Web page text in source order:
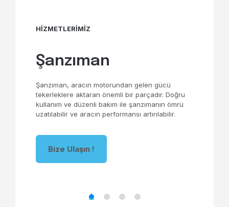
HİZMETLERİMİZ
Şanzıman
Şanzıman, aracın motorundan gelen gücü
tekerleklere aktaran önemli bir parçadır. Doğru
kullanım ve düzenli bakım ile şanzımanın ömrü
uzatılabilir ve aracın performansı artırılabilir.
Bize Ulaşın !